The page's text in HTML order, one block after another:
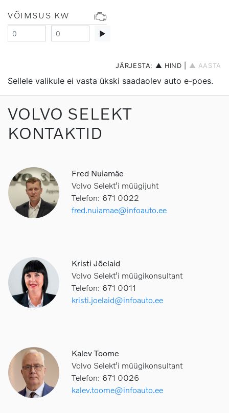
VÕIMSUS KW
▶
JÄRJESTA: ▲ HIND ▲ AASTA
Sellele valikule ei vasta ükski saadaolev auto e-poes.
VOLVO SELEKT
KONTAKTID
Fred Nuiamäe
Volvo Selekt’i müügijuht
Telefon: 671 0022
fred.nuiamae@infoauto.ee
Kristi Jõelaid
Volvo Selekt’i müügikonsultant
Telefon: 671 0011
kristi.joelaid@infoauto.ee
Kalev Toome
Volvo Selekt’i müügikonsultant
Telefon: 671 0026
kalev.toome@infoauto.ee